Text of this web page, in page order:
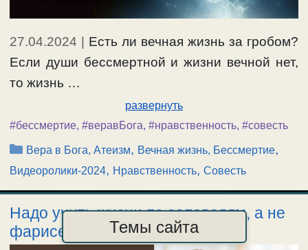
27.04.2024 | Есть ли вечная жизнь за гробом?
Если души бессмертной и жизни вечной нет,
то жизнь …
развернуть
#бессмертие, #веравБога, #нравственность, #совесть
Рубрики
Вера в Бога, Атеизм, Вечная жизнь, Бессмертие,
Видеоролики-2024, Нравственность, Совесть
Надо учить жизни по заповедям, а не
фарисейству
Темы сайта